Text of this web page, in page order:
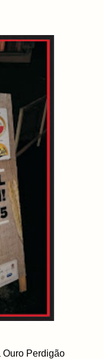
Ouro Perdigão